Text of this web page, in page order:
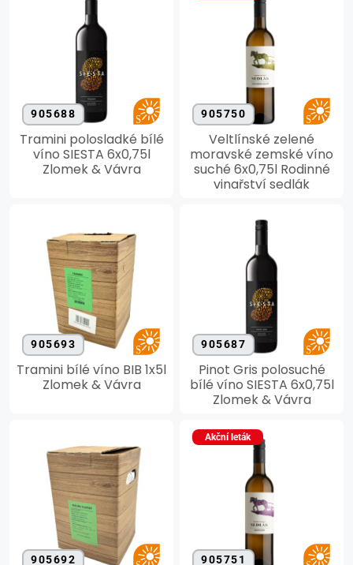
905688
Tramini polosladké bílé
víno SIESTA 6x0,75l
Zlomek & Vávra
905750
Veltlínské zelené
moravské zemské víno
suché 6x0,75l Rodinné
vinařství sedlák
905693
Tramini bílé víno BIB 1x5l
Zlomek & Vávra
905687
Pinot Gris polosuché
bílé víno SIESTA 6x0,75l
Zlomek & Vávra
905692
Akční leták
905751